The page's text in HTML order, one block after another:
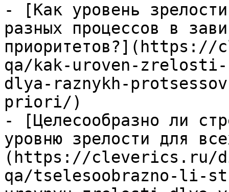
- [Как уровень
разных процессов в
qa/kak-uroven-
dlya-raznykh-
priori/)
- [Целесообразно ли
уровню зрелости для
(https://cleverics.ru/
qa/tselesoobrazno-li-